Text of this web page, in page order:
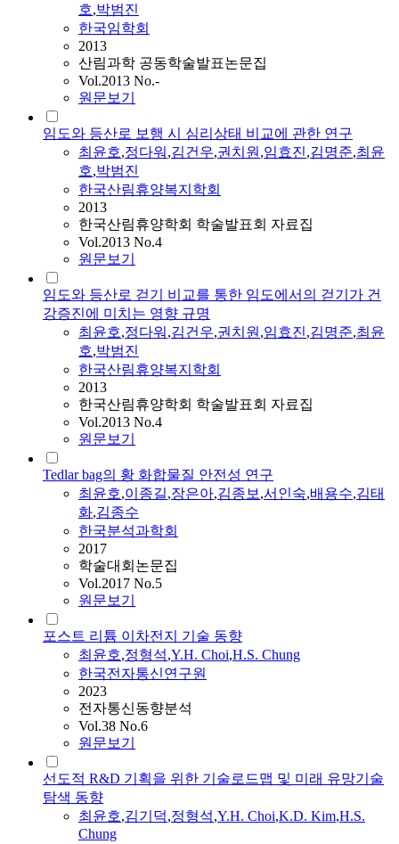
호,박범진
한국임학회
2013
산림과학 공동학술발표논문집
Vol.2013 No.-
원문보기
임도와 등산로 보행 시 심리상태 비교에 관한 연구
최윤호,정다워 ,김건우,권치원,임효진,김명준,최윤
호,박범진
한국산림휴양복지학회
2013
한국산림휴양학회 학술발표회 자료집
Vol.2013 No.4
원문보기
임도와 등산로 걷기 비교를 통한 임도에서의 걷기가 건
강증진에 미치는 영향 규명
최윤호,정다워 ,김건우,권치원,임효진,김명준,최윤
호,박범진
한국산림휴양복지학회
2013
한국산림휴양학회 학술발표회 자료집
Vol.2013 No.4
원문보기
Tedlar bag의 황 화합물질 안전성 연구
최윤호,이종길,장은아,김종보,서인숙,배용수,김태
화,김종수
한국분석과학회
2017
학술대회논문집
Vol.2017 No.5
원문보기
포스트 리튬 이차전지 기술 동향
최윤호,정형석,Y.H. Choi,H.S. Chung
한국전자통신연구원
2023
전자통신동향분석
Vol.38 No.6
원문보기
선도적 R&D 기획을 위한 기술로드맵 및 미래 유망기술
탐색 동향
최윤호,김기덕,정형석,Y.H. Choi,K.D. Kim,H.S.
Chung